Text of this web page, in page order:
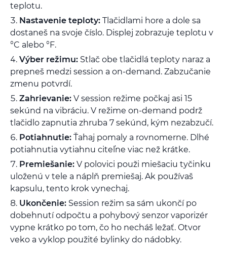
teplotu.
Nastavenie teploty: Tlačidlami hore a dole sa
dostaneš na svoje číslo. Displej zobrazuje teplotu v
°C alebo °F.
Výber režimu: Stlač obe tlačidlá teploty naraz a
prepneš medzi session a on-demand. Zabzučanie
zmenu potvrdí.
Zahrievanie: V session režime počkaj asi 15
sekúnd na vibráciu. V režime on-demand podrž
tlačidlo zapnutia zhruba 7 sekúnd, kým nezabzučí.
Potiahnutie: Ťahaj pomaly a rovnomerne. Dlhé
potiahnutia vytiahnu citeľne viac než krátke.
Premiešanie: V polovici použi miešaciu tyčinku
uloženú v tele a náplň premiešaj. Ak používaš
kapsulu, tento krok vynechaj.
Ukončenie: Session režim sa sám ukončí po
dobehnutí odpočtu a pohybový senzor vaporizér
vypne krátko po tom, čo ho necháš ležať. Otvor
veko a vyklop použité bylinky do nádobky.